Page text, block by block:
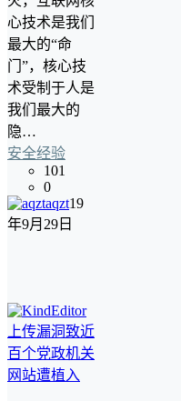
心技术是我们
最大的“命
门”，核心技
术受制于人是
我们最大的
隐…
安全经验
101
0
aqzt19
年9月29日